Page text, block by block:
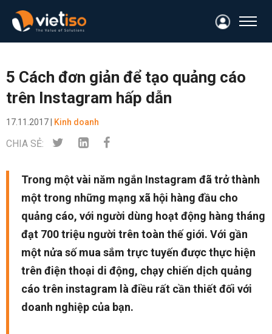
5 Cách đơn giản để tạo quảng cáo
trên Instagram hấp dẫn
17.11.2017 | Kinh doanh
CHIA SẺ:
Trong một vài năm ngắn Instagram đã trở thành
một trong những mạng xã hội hàng đầu cho
quảng cáo, với người dùng hoạt động hàng tháng
đạt 700 triệu người trên toàn thế giới. Với gần
một nửa số mua sắm trực tuyến được thực hiện
trên điện thoại di động, chạy chiến dịch quảng
cáo trên instagram là điều rất cần thiết đối với
doanh nghiệp của bạn.